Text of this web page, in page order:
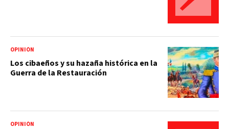
OPINIÓN
Los cibaeños y su hazaña histórica en la
Guerra de la Restauración
OPINIÓN